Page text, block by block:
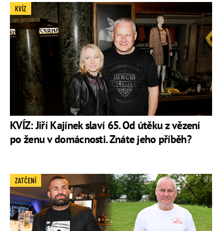
KVÍZ: Jiří Kajínek slaví 65. Od útěku z vězení
po ženu v domácnosti. Znáte jeho příběh?
KVÍZ
ZATČENÍ